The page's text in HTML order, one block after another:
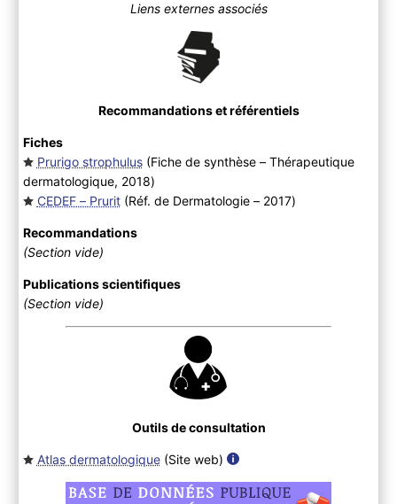
Liens externes associés
Recommandations et référentiels
Fiches
Prurigo strophulus(Fiche de synthèse – Thérapeutique
dermatologique, 2018)
CEDEF – Prurit(Réf. de Dermatologie – 2017)
Recommandations
(Section vide)
Publications scientifiques
(Section vide)
Outils de consultation
Atlas dermatologique(Site web)